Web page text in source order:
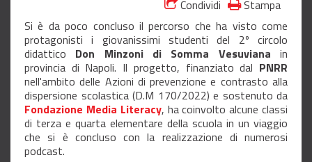
Condividi
Stampa
Si è da poco concluso il percorso che ha visto come
protagonisti i giovanissimi studenti del 2º circolo
didattico Don Minzoni di Somma Vesuviana in
provincia di Napoli. Il progetto, finanziato dal PNRR
nell'ambito delle Azioni di prevenzione e contrasto alla
dispersione scolastica (D.M 170/2022) e sostenuto da
Fondazione Media Literacy, ha coinvolto alcune classi
di terza e quarta elementare della scuola in un viaggio
che si è concluso con la realizzazione di numerosi
podcast.